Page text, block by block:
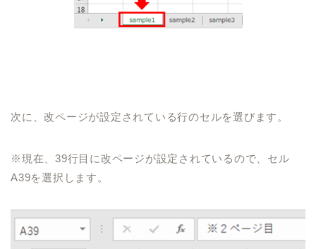
次に、改ページが設定されている行のセルを選びます。
※現在、39行目に改ページが設定されているので、セル
A39を選択します。